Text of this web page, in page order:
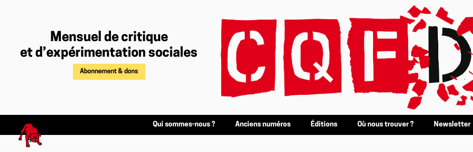
Mensuel de critique
et d’expérimentation sociales
Abonnement & dons
Qui sommes-nous ? Anciens numéros Éditions Où nous trouver ? Newsletter